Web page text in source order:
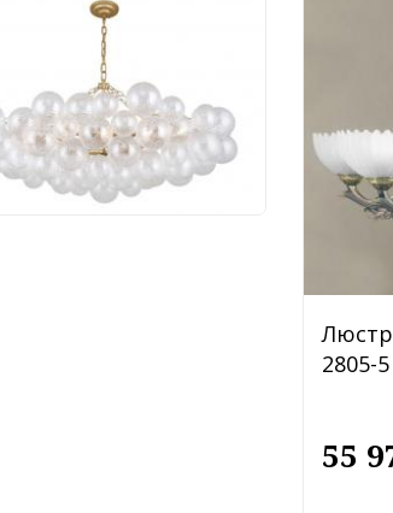
Favourite
4202-10P
760 руб.
2805-5
55